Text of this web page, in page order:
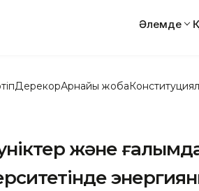
Әлемде
ДерекқорАрнайы жоба
және